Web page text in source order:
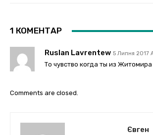
1 КОМЕНТАР
Ruslan Lavrentew 5 Липня 2017
То чувство когда ты из Житомира
Comments are closed.
Євген